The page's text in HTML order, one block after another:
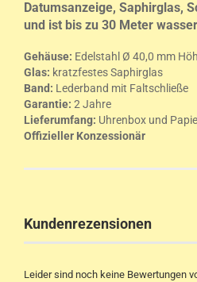
Datumsanzeige, Saphirglas,
und ist bis zu 30 Meter
Gehäuse: Edelstahl Ø 40,0 mm
Glas: kratzfestes Saphirglas
Band: Lederband mit Faltschließe
Garantie: 2 Jahre
Lieferumfang: Uhrenbox und
Offizieller Konzessionär
Kundenrezensionen
Leider sind noch keine Bewertungen